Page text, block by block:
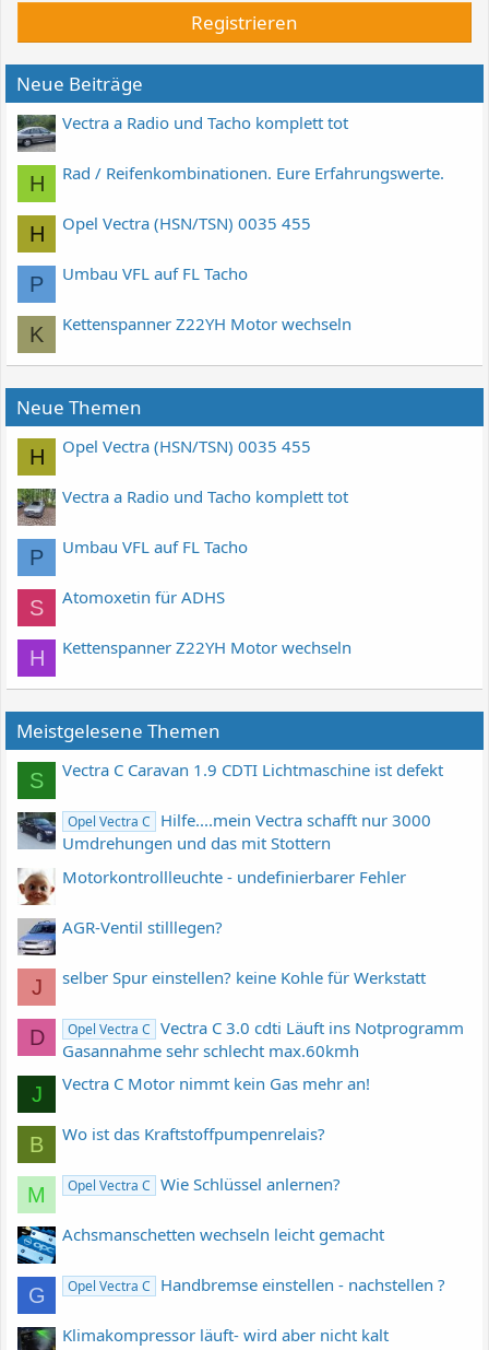
Registrieren
Neue Beiträge
Vectra a Radio und Tacho komplett tot
H Rad / Reifenkombinationen. Eure Erfahrungswerte.
H Opel Vectra (HSN/TSN) 0035 455
P Umbau VFL auf FL Tacho
K Kettenspanner Z22YH Motor wechseln
Neue Themen
H Opel Vectra (HSN/TSN) 0035 455
Vectra a Radio und Tacho komplett tot
P Umbau VFL auf FL Tacho
S Atomoxetin für ADHS
H Kettenspanner Z22YH Motor wechseln
Meistgelesene Themen
S Vectra C Caravan 1.9 CDTI Lichtmaschine ist defekt
Opel Vectra C
Hilfe....mein Vectra schafft nur 3000
Umdrehungen und das mit Stottern
Motorkontrollleuchte - undefinierbarer Fehler
AGR-Ventil stilllegen?
J selber Spur einstellen? keine Kohle für Werkstatt
D Opel Vectra C
Vectra C 3.0 cdti Läuft ins Notprogramm
Gasannahme sehr schlecht max.60kmh
J Vectra C Motor nimmt kein Gas mehr an!
B Wo ist das Kraftstoffpumpenrelais?
M Opel Vectra C Wie Schlüssel anlernen?
Achsmanschetten wechseln leicht gemacht
G Opel Vectra C Handbremse einstellen - nachstellen ?
Klimakompressor läuft- wird aber nicht kalt